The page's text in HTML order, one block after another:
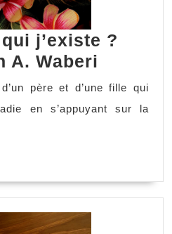
j’existe ?
A. Waberi
père et d’une fille qui
en s’appuyant sur la